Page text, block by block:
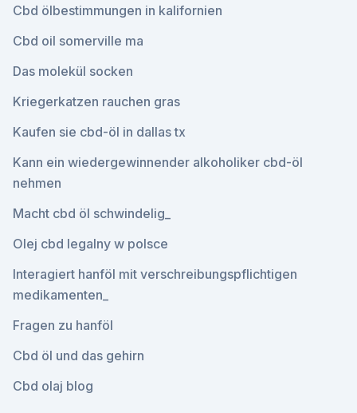
Cbd ölbestimmungen in kalifornien
Cbd oil somerville ma
Das molekül socken
Kriegerkatzen rauchen gras
Kaufen sie cbd-öl in dallas tx
Kann ein wiedergewinnender alkoholiker cbd-öl
nehmen
Macht cbd öl schwindelig_
Olej cbd legalny w polsce
Interagiert hanföl mit verschreibungspflichtigen
medikamenten_
Fragen zu hanföl
Cbd öl und das gehirn
Cbd olaj blog